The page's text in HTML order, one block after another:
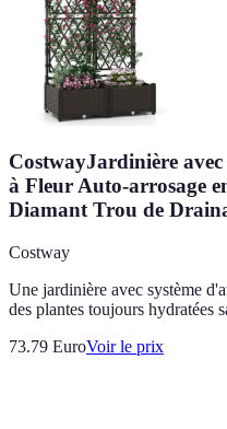
CostwayJardinière
à Fleur Auto-arrosage
Diamant Trou de
Costway
Une jardinière avec système
des plantes toujours hydratées
73.79 EuroVoir le prix